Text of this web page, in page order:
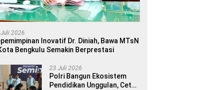
2026
Inovatif Dr. Diniah, Bawa MTsN
Bengkulu Semakin Berprestasi
23 Juli 2026
Polri Bangun Ekosistem
Pendidikan Unggulan, Cetak